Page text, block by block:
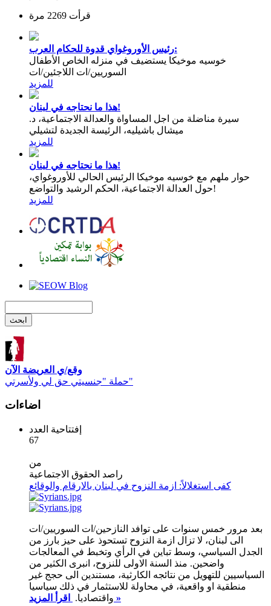
قرأت 2269 مرة
رئيس الأوروغواي قدوة للحكام العرب:
خوسيه موخيكا يستضيف في منزله الخاص الأطفال
السوريين/ات اللاجئين/ات
للمزيد
هذا ما نحتاجه في لبنان!
سيرة مناضلة من اجل المساواة والعدالة الاجتماعية، د.
ميشال باشيليه، الرئيسة الجديدة لتشيلي
للمزيد
هذا ما نحتاجه في لبنان!
حوار ملهم مع خوسيه موخيكا الرئيس الحالي للأوروغواي،
حول العدالة الاجتماعية، الحكم الرشيد والتواضع!
للمزيد
وقع/ي العريضة الآن
حملة "جنسيتي حق لي ولأسرتي"
اضاءات
إفتتاحية العدد
67
من
راصد الحقوق الاجتماعية
كفى استغلالاً: ازمة النزوح في لبنان بالارقام والوقائع
بعد مرور خمس سنوات على توافد النازحين/ات السوريين/ات
الى لبنان، لا تزال ازمة النزوح تستحوذ على حيز بارز من
الجدل السياسي، وسط تباين في الرأي وتخبط في المعالجات
واضحين. منذ السنة الاولى للنزوح، انبرى الكثير من
السياسيين للتهويل من نتائجه الكارثية، مستندين الى حجج غير
منطقية او واقعية، في محاولة للاستثمار في ذلك سياسيا
واقتصاديا. اقرأ المزيد »